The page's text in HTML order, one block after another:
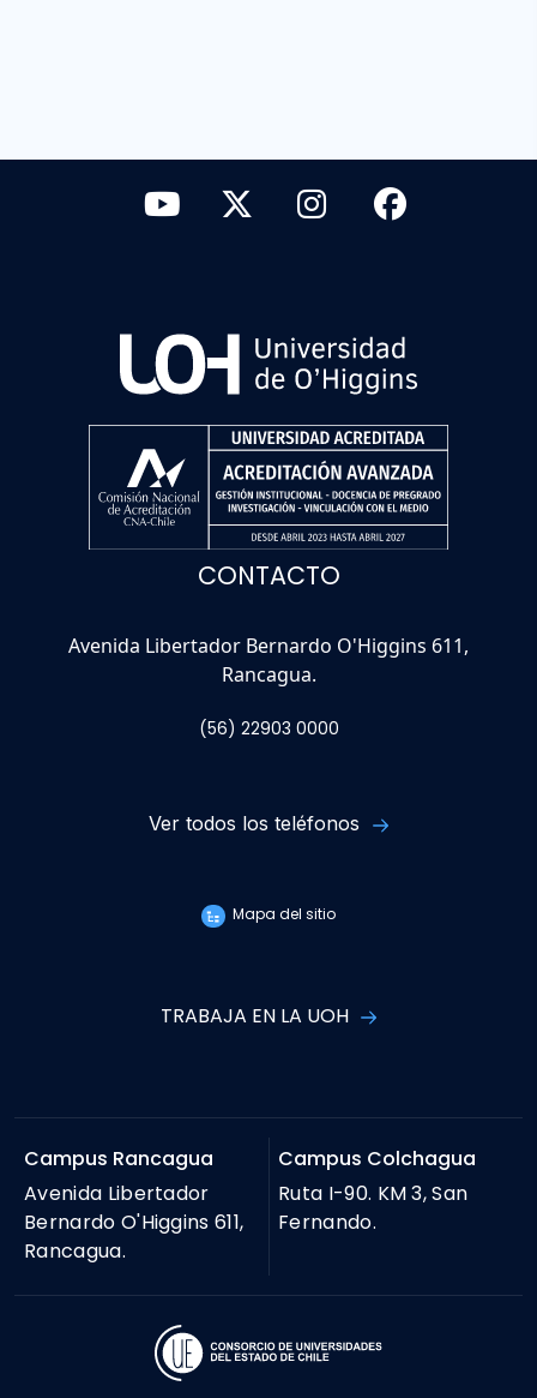
CONTACTO
Avenida Libertador Bernardo O'Higgins 611,
Rancagua.
(56) 22903 0000
Ver todos los teléfonos
Mapa del sitio
TRABAJA EN LA UOH
Campus Rancagua
Avenida Libertador
Bernardo O'Higgins 611,
Rancagua.
Campus Colchagua
Ruta I-90. KM 3, San
Fernando.